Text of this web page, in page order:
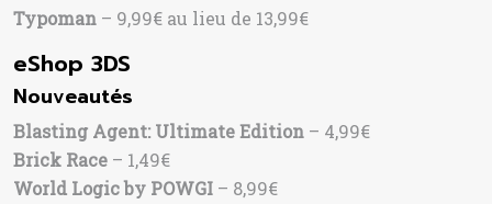
Typoman – 9,99€ au lieu de 13,99€
eShop 3DS
Nouveautés
Blasting Agent: Ultimate Edition – 4,99€
Brick Race – 1,49€
World Logic by POWGI – 8,99€